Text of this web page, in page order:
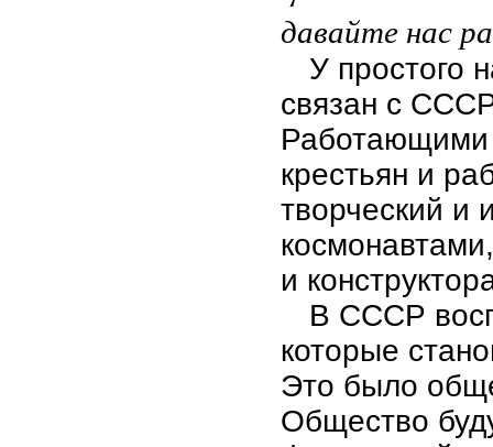
давайте нас
У простого
связан с
Работающими
крестьян и
творческий и
и
В СССР
которые
Это было
Общество